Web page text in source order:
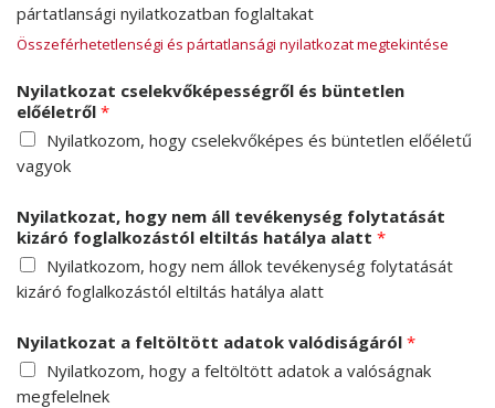
pártatlansági nyilatkozatban foglaltakat
Összeférhetetlenségi és pártatlansági nyilatkozat megtekintése
Nyilatkozat cselekvőképességről és büntetlen
előéletről *
Nyilatkozom, hogy cselekvőképes és büntetlen előéletű
vagyok
Nyilatkozat, hogy nem áll tevékenység folytatását
kizáró foglalkozástól eltiltás hatálya alatt *
Nyilatkozom, hogy nem állok tevékenység folytatását
kizáró foglalkozástól eltiltás hatálya alatt
Nyilatkozat a feltöltött adatok valódiságáról *
Nyilatkozom, hogy a feltöltött adatok a valóságnak
megfelelnek